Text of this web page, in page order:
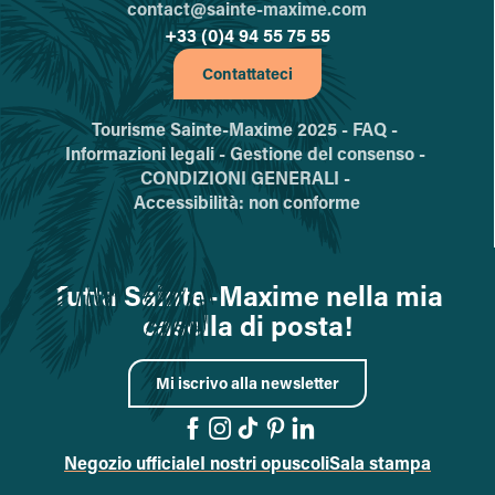
contact@sainte-maxime.com
+33 (0)4 94 55 75 55
Contattateci
Tourisme Sainte-Maxime 2025 - FAQ -
Informazioni legali -Gestione del consenso -
CONDIZIONI GENERALI -
Accessibilità: non conforme
Tutta Sainte-Maxime nella mia
casella di posta!
Mi iscrivo alla newsletter
Vai alla pagina Facebook
Vai alla pagina
Vai alla pagina TikTok
Vai alla pagina
Accedi alla
Negozio ufficialeI nostri opuscoliSala stampa